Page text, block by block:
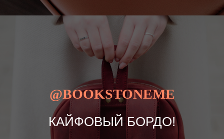
@BOOKSTONEME
КАЙФОВЫЙ БОРДО!